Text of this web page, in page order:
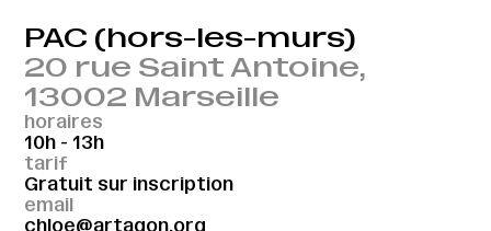
PAC (hors-les-murs)
20 rue Saint Antoine,
13002 Marseille
horaires
10h - 13h
tarif
Gratuit sur inscription
email
chloe@artagon.org